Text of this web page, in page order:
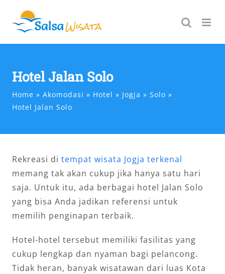
content
Hotel Jalan Solo
Home Akomodasi Hotel Jogja
Solo
Hotel Jalan Solo
Rekreasi di tempat wisata Jogja terkenal
memang tak akan cukup jika hanya satu hari
saja. Untuk itu, ada berbagai hotel Jalan Solo
yang bisa Anda jadikan referensi untuk
memilih penginapan terbaik.
Hotel-hotel tersebut memiliki fasilitas yang
cukup lengkap dan nyaman bagi pelancong.
Tidak heran, banyak wisatawan dari luas Kota